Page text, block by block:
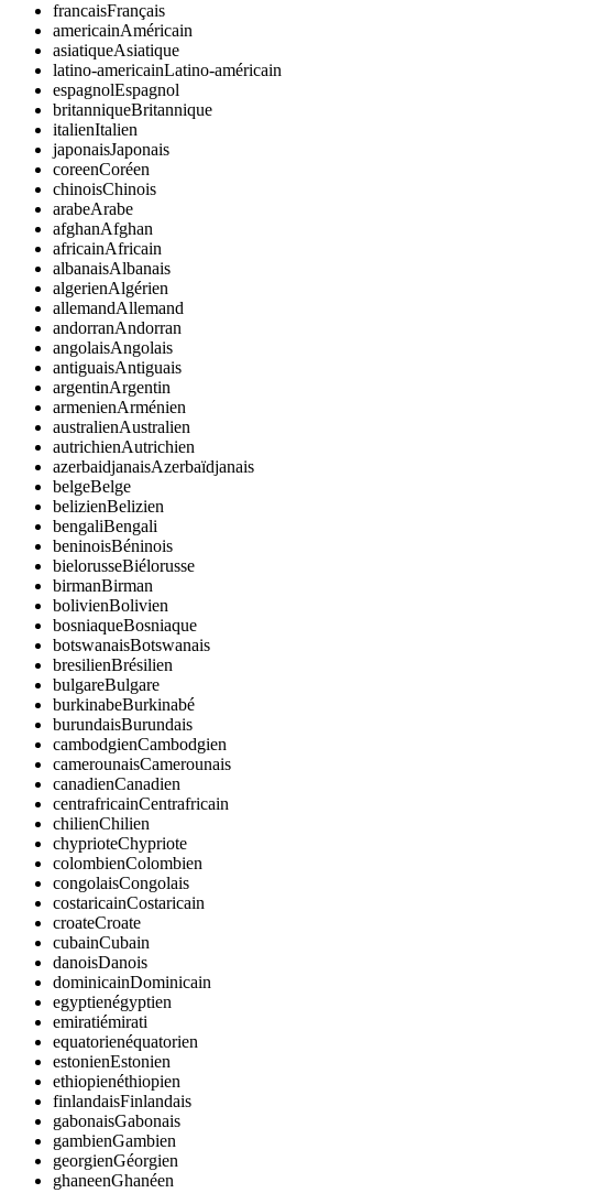
francaisFrançais
americainAméricain
asiatiqueAsiatique
latino-americainLatino-américain
espagnolEspagnol
britanniqueBritannique
italienItalien
japonaisJaponais
coreenCoréen
chinoisChinois
arabeArabe
afghanAfghan
africainAfricain
albanaisAlbanais
algerienAlgérien
allemandAllemand
andorranAndorran
angolaisAngolais
antiguaisAntiguais
argentinArgentin
armenienArménien
australienAustralien
autrichienAutrichien
azerbaidjanaisAzerbaïdjanais
belgeBelge
belizienBelizien
bengaliBengali
beninoisBéninois
bielorusseBiélorusse
birmanBirman
bolivienBolivien
bosniaqueBosniaque
botswanaisBotswanais
bresilienBrésilien
bulgareBulgare
burkinabeBurkinabé
burundaisBurundais
cambodgienCambodgien
camerounaisCamerounais
canadienCanadien
centrafricainCentrafricain
chilienChilien
chyprioteChypriote
colombienColombien
congolaisCongolais
costaricainCostaricain
croateCroate
cubainCubain
danoisDanois
dominicainDominicain
egyptienégyptien
emiratiémirati
equatorienéquatorien
estonienEstonien
ethiopienéthiopien
finlandaisFinlandais
gabonaisGabonais
gambienGambien
georgienGéorgien
ghaneenGhanéen